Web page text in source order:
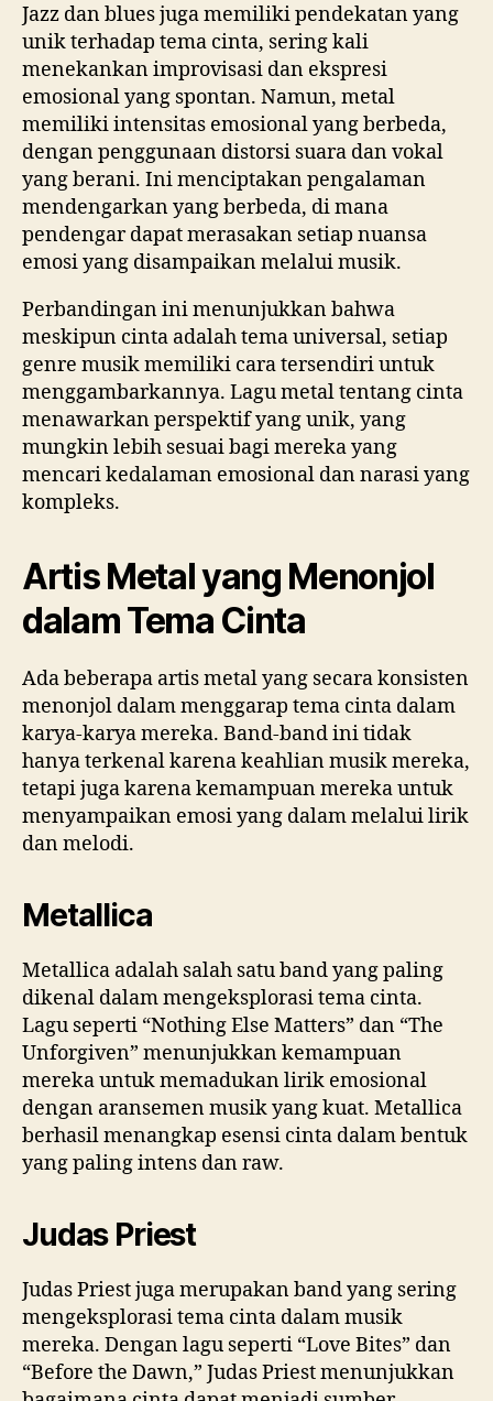
Jazz dan blues juga memiliki pendekatan yang
unik terhadap tema cinta, sering kali
menekankan improvisasi dan ekspresi
emosional yang spontan. Namun, metal
memiliki intensitas emosional yang berbeda,
dengan penggunaan distorsi suara dan vokal
yang berani. Ini menciptakan pengalaman
mendengarkan yang berbeda, di mana
pendengar dapat merasakan setiap nuansa
emosi yang disampaikan melalui musik.
Perbandingan ini menunjukkan bahwa
meskipun cinta adalah tema universal, setiap
genre musik memiliki cara tersendiri untuk
menggambarkannya. Lagu metal tentang cinta
menawarkan perspektif yang unik, yang
mungkin lebih sesuai bagi mereka yang
mencari kedalaman emosional dan narasi yang
kompleks.
Artis Metal yang Menonjol
dalam Tema Cinta
Ada beberapa artis metal yang secara konsisten
menonjol dalam menggarap tema cinta dalam
karya-karya mereka. Band-band ini tidak
hanya terkenal karena keahlian musik mereka,
tetapi juga karena kemampuan mereka untuk
menyampaikan emosi yang dalam melalui lirik
dan melodi.
Metallica
Metallica adalah salah satu band yang paling
dikenal dalam mengeksplorasi tema cinta.
Lagu seperti “Nothing Else Matters” dan “The
Unforgiven” menunjukkan kemampuan
mereka untuk memadukan lirik emosional
dengan aransemen musik yang kuat. Metallica
berhasil menangkap esensi cinta dalam bentuk
yang paling intens dan raw.
Judas Priest
Judas Priest juga merupakan band yang sering
mengeksplorasi tema cinta dalam musik
mereka. Dengan lagu seperti “Love Bites” dan
“Before the Dawn,” Judas Priest menunjukkan